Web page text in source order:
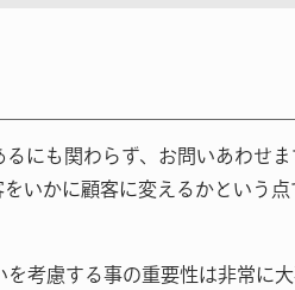
にも関わらず、お問いあわせ
いかに顧客に変えるかという
考慮する事の重要性は非常に